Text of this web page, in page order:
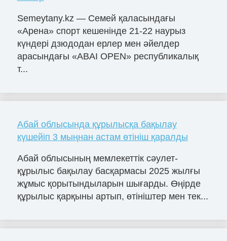
Semeytany.kz — Семей қаласындағы
«Арена» спорт кешенінде 21-22 наурыз
күндері дзюдодан ерлер мен әйелдер
арасындағы «ABAI OPEN» республикалық
т...
Абай облысында құрылысқа бақылау
күшейіп 3 мыңнан астам өтініш қаралды
Абай облысының мемлекеттік сәулет-
құрылыс бақылау басқармасы 2025 жылғы
жұмыс қорытындыларын шығарды. Өңірде
құрылыс қарқыны артып, өтініштер мен тек...